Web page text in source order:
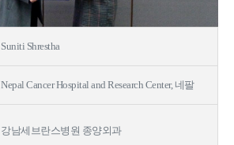
Suniti Shrestha
Nepal Cancer Hospital and Research Center, 네팔
강남세브란스병원 종양외과